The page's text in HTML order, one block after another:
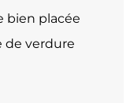
bien placée
de verdure